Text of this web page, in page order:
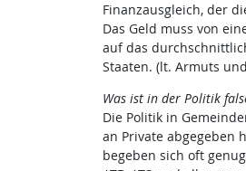
Finanzausgleich, der
Das Geld muss von
auf das
Staaten. (lt. Armuts
Was ist in der Politik
Die Politik in
an Private abgegeben
begeben sich oft